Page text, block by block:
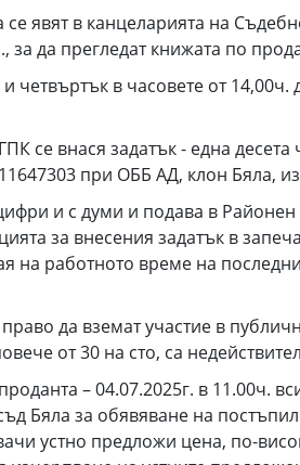
в канцеларията на
за да прегледат книжата по
в часовете от
внася задатък - една
при ОББ АД, клон Бяла,
и с думи и подава в
за внесения задатък в
на работното време на
да вземат участие в
от 30 на сто, са
– 04.07.2025г. в 11.00ч.
Бяла за обявяване на
устно предложи цена, по-